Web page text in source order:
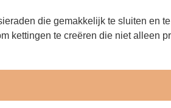
die gemakkelijk te sluiten en
kettingen te creëren die niet alleen